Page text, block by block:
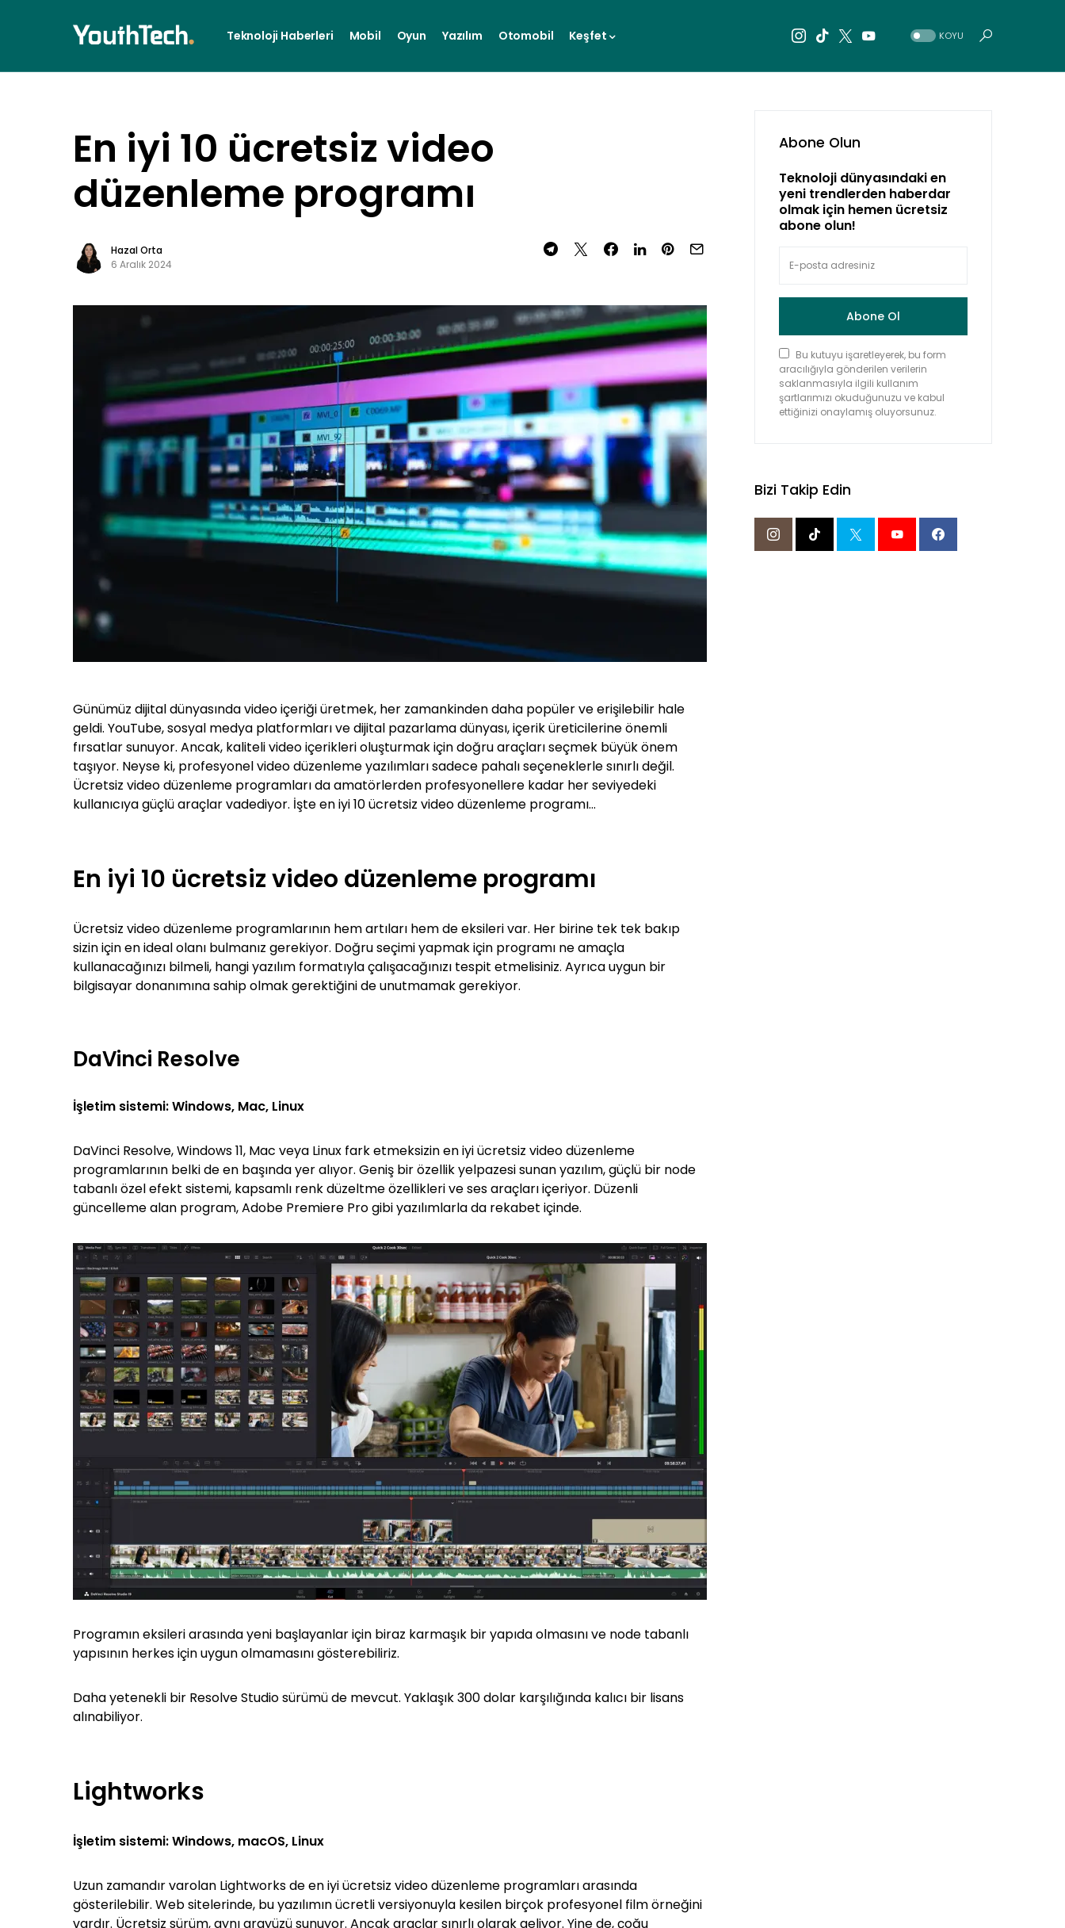
Teknoloji Haberleri Mobil Oyun Yazılım Otomobil Keşfet KOYU
En iyi 10 ücretsiz video
düzenleme programı
Hazal Orta
6 Aralık 2024
Günümüz dijital dünyasında video içeriği üretmek, her zamankinden daha popüler ve erişilebilir hale
geldi. YouTube, sosyal medya platformları ve dijital pazarlama dünyası, içerik üreticilerine önemli
fırsatlar sunuyor. Ancak, kaliteli video içerikleri oluşturmak için doğru araçları seçmek büyük önem
taşıyor. Neyse ki, profesyonel video düzenleme yazılımları sadece pahalı seçeneklerle sınırlı değil.
Ücretsiz video düzenleme programları da amatörlerden profesyonellere kadar her seviyedeki
kullanıcıya güçlü araçlar vadediyor. İşte en iyi 10 ücretsiz video düzenleme programı…
En iyi 10 ücretsiz video düzenleme programı
Ücretsiz video düzenleme programlarının hem artıları hem de eksileri var. Her birine tek tek bakıp
sizin için en ideal olanı bulmanız gerekiyor. Doğru seçimi yapmak için programı ne amaçla
kullanacağınızı bilmeli, hangi yazılım formatıyla çalışacağınızı tespit etmelisiniz. Ayrıca uygun bir
bilgisayar donanımına sahip olmak gerektiğini de unutmamak gerekiyor.
DaVinci Resolve
İşletim sistemi: Windows, Mac, Linux
DaVinci Resolve, Windows 11, Mac veya Linux fark etmeksizin en iyi ücretsiz video düzenleme
programlarının belki de en başında yer alıyor. Geniş bir özellik yelpazesi sunan yazılım, güçlü bir node
tabanlı özel efekt sistemi, kapsamlı renk düzeltme özellikleri ve ses araçları içeriyor. Düzenli
güncelleme alan program, Adobe Premiere Pro gibi yazılımlarla da rekabet içinde.
Programın eksileri arasında yeni başlayanlar için biraz karmaşık bir yapıda olmasını ve node tabanlı
yapısının herkes için uygun olmamasını gösterebiliriz.
Daha yetenekli bir Resolve Studio sürümü de mevcut. Yaklaşık 300 dolar karşılığında kalıcı bir lisans
alınabiliyor.
Lightworks
İşletim sistemi: Windows, macOS, Linux
Uzun zamandır varolan Lightworks de en iyi ücretsiz video düzenleme programları arasında
gösterilebilir. Web sitelerinde, bu yazılımın ücretli versiyonuyla kesilen birçok profesyonel film örneğini
vardır. Ücretsiz sürüm, aynı arayüzü sunuyor. Ancak araçlar sınırlı olarak geliyor. Yine de, çoğu
Abone Olun
Teknoloji dünyasındaki en
yeni trendlerden haberdar
olmak için hemen ücretsiz
abone olun!
Abone Ol
Bu kutuyu işaretleyerek, bu form
aracılığıyla gönderilen verilerin
saklanmasıyla ilgili kullanım
şartlarımızı okuduğunuzu ve kabul
ettiğinizi onaylamış oluyorsunuz.
Bizi Takip Edin